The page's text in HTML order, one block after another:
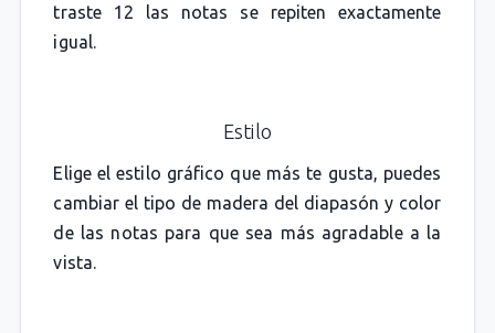
traste 12 las notas se repiten exactamente
igual.
Estilo
Elige el estilo gráfico que más te gusta, puedes
cambiar el tipo de madera del diapasón y color
de las notas para que sea más agradable a la
vista.